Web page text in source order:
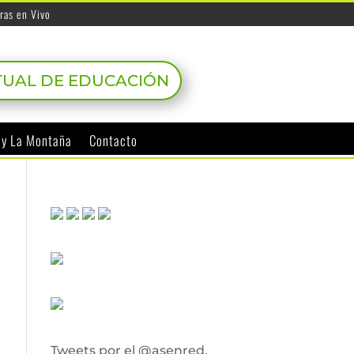
en Vivo
DE EDUCACIÓN
La Montaña Contacto
Tweets por el @asenred.